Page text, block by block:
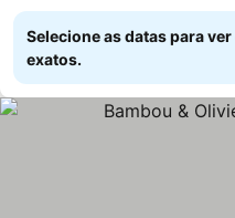
Selecione as datas para
exatos.